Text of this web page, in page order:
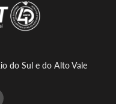
do Sul e do Alto Vale